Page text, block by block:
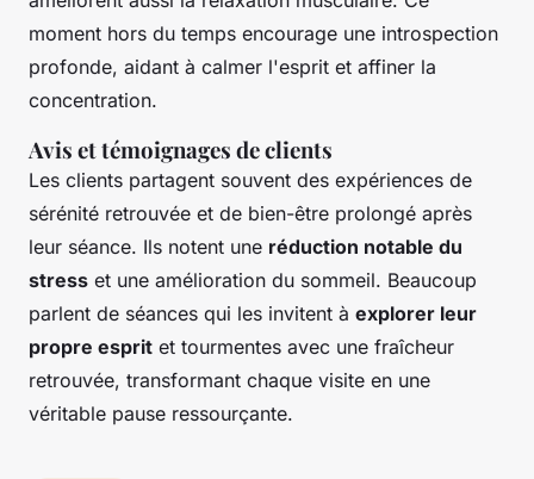
moment hors du temps encourage une introspection
profonde, aidant à calmer l'esprit et affiner la
concentration.
Avis et témoignages de clients
Les clients partagent souvent des expériences de
sérénité retrouvée et de bien-être prolongé après
leur séance. Ils notent une réduction notable du
stress et une amélioration du sommeil. Beaucoup
parlent de séances qui les invitent à explorer leur
propre esprit et tourmentes avec une fraîcheur
retrouvée, transformant chaque visite en une
véritable pause ressourçante.